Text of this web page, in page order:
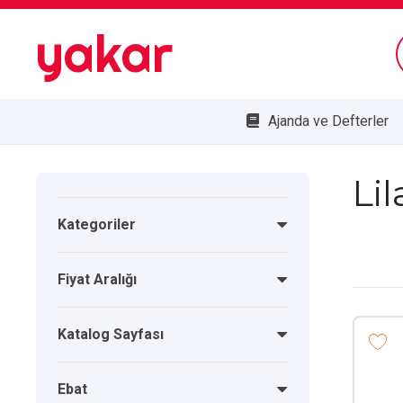
yakar
Ajanda ve Defterler
Kategoriler
Fiyat Aralığı
Katalog Sayfası
Ebat